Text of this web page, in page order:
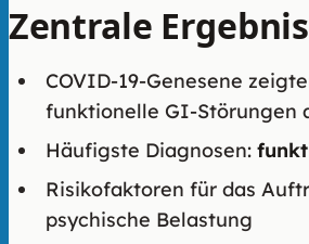
Zentrale
COVID-19-Genesene
funktionelle GI-Störungen
Häufigste Diagnosen:
Risikofaktoren für das
psychische Belastung